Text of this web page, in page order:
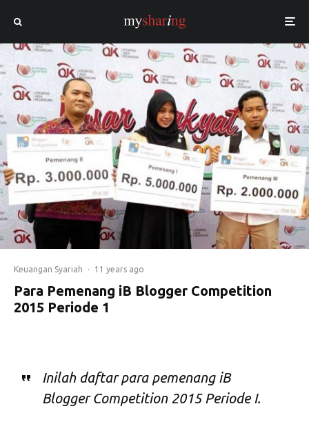
Keuangan Syariah · 11 years ago
Para Pemenang iB Blogger Competition
2015 Periode 1
Inilah daftar para pemenang iB
Blogger Competition 2015 Periode I.